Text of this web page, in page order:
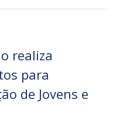
realiza
para
de Jovens e